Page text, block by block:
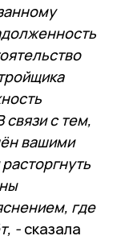
связи с тем,
вашими
где
- сказала